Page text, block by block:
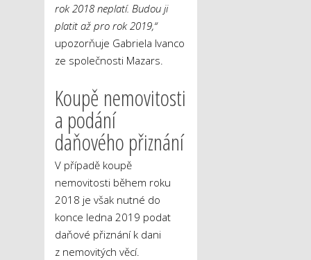
rok 2018 neplatí. Budou ji
platit až pro rok 2019,“
upozorňuje Gabriela Ivanco
ze společnosti Mazars.
Koupě nemovitosti
a podání
daňového přiznání
V případě koupě
nemovitosti během roku
2018 je však nutné do
konce ledna 2019 podat
daňové přiznání k dani
z nemovitých věcí.